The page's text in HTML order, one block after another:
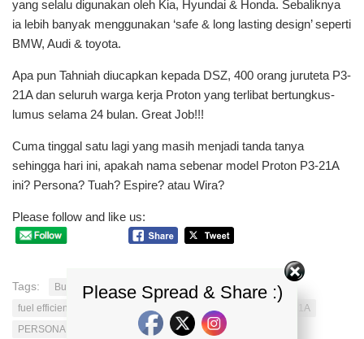
yang selalu digunakan oleh Kia, Hyundai & Honda. Sebaliknya
ia lebih banyak menggunakan ‘safe & long lasting design’ seperti
BMW, Audi & toyota.
Apa pun Tahniah diucapkan kepada DSZ, 400 orang juruteta P3-
21A dan seluruh warga kerja Proton yang terlibat bertungkus-
lumus selama 24 bulan. Great Job!!!
Cuma tinggal satu lagi yang masih menjadi tanda tanya
sehingga hari ini, apakah nama sebenar model Proton P3-21A
ini? Persona? Tuah? Espire? atau Wira?
Please follow and like us:
Tags: Bumper campro City CVT gearbox
espire
fuel efficient
Inspira interior
p321A
PERSONA R
proton sales REPLACEMENT
Please Spread & Share :)